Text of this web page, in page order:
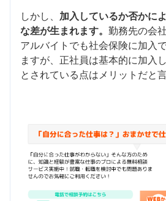
しかし、 加入しているか否かに
な差が生まれます。 勤務先の会
アルバイトでも社会保険に加入
ますが、正社員は基本的に加入
とされている点はメリットだと